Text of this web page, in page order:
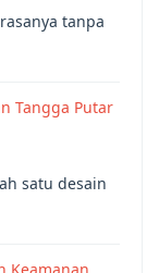
tanpa
Tangga Putar
satu desain
Keamanan